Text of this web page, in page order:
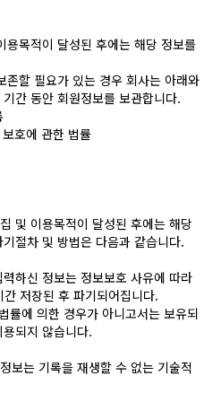
용목적이 달성된 후에는 해당 정보를
존할 필요가 있는 경우 회사는 아래와
간 동안 회원정보를 보관합니다.
호에 관한 법률
및 이용목적이 달성된 후에는 해당
절차 및 방법은 다음과 같습니다.
하신 정보는 정보보호 사유에 따라
저장된 후 파기되어집니다.
률에 의한 경우가 아니고서는 보유되
되지 않습니다.
보는 기록을 재생할 수 없는 기술적